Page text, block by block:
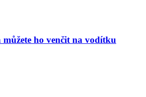
ho venčit na vodítku